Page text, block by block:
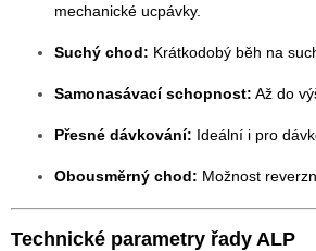
mechanické ucpávky.
Suchý chod: Krátkodobý běh na
Samonasávací schopnost: Až do
Přesné dávkování: Ideální i pro
Obousměrný chod: Možnost
Technické parametry řady ALP